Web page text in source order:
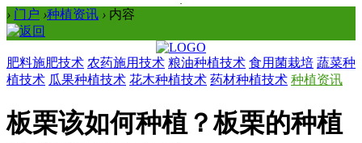
› 门户 ›种植资讯 › 内容
肥料施肥技术 农药施用技术 粮油种植技术 食用菌栽培 蔬菜种
植技术 瓜果种植技术 花木种植技术 药材种植技术 种植资讯
板栗该如何种植？板栗的种植